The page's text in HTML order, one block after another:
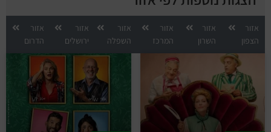
אזור
הצפון
אזור
השרון
אזור
המרכז
אזור
השפלה
אזור
ירושלים
אזור
הדרום